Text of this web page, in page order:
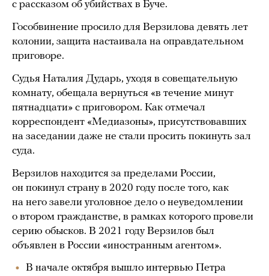
с рассказом об убийствах в Буче.
Гособвинение просило для Верзилова девять лет
колонии, защита настаивала на оправдательном
приговоре.
Судья Наталия Дударь, уходя в совещательную
комнату, обещала вернуться «в течение минут
пятнадцати» с приговором. Как отмечал
корреспондент «Медиазоны», присутствовавших
на заседании даже не стали просить покинуть зал
суда.
Верзилов находится за пределами России,
он покинул страну в 2020 году после того, как
на него завели уголовное дело о неуведомлении
о втором гражданстве, в рамках которого провели
серию обысков. В 2021 году Верзилов был
объявлен в России «иностранным агентом».
В начале октября вышло интервью Петра